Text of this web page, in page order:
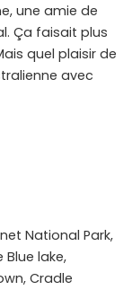
une amie de
Ça faisait plus
quel plaisir de
avec
National Park,
Blue lake,
Cradle